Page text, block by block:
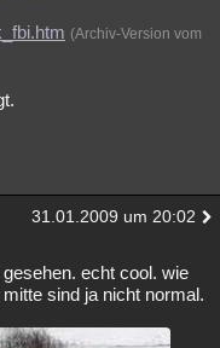
(Archiv-Version vom
31.01.2009 um 20:02
echt cool. wie
sind ja nicht normal.